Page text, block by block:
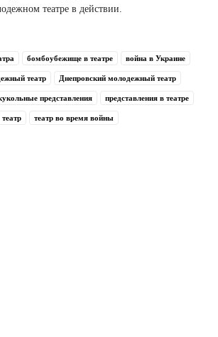
театре в действии.
бомбоубежище в театре война в Украине
театр Днепровский молодежный театр
представления представления в театре
театр театр во время войны